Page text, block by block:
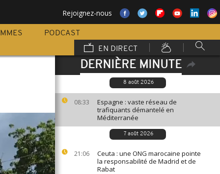
Rejoignez-nous
PODCAST
EN DIRECT
DERNIÈRE MINUTE
8 août 2026
08:33
Espagne : vaste réseau de
trafiquants démantelé en
Méditerranée
7 août 2026
21:06
Ceuta : une ONG marocaine pointe
la responsabilité de Madrid et de
Rabat